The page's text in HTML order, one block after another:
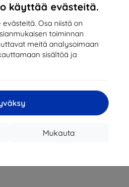
käyttää evästeitä.
Osa niistä on
toiminnan
meitä analysoimaan
sisältöä ja
Mukauta
Valmistaja
EAN